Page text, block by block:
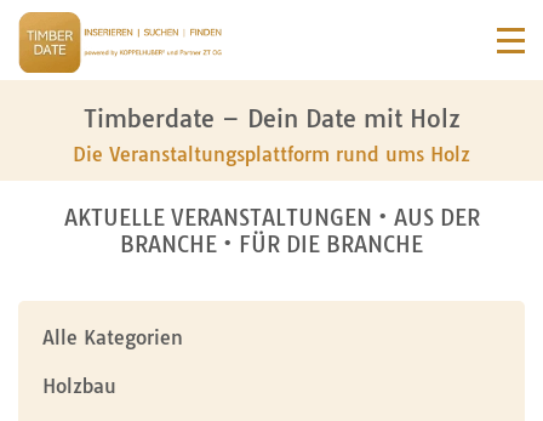
Timberdate – Dein Date mit Holz
Die Veranstaltungsplattform rund ums Holz
AKTUELLE VERANSTALTUNGEN • AUS DER
BRANCHE • FÜR DIE BRANCHE
Alle Kategorien
Holzbau